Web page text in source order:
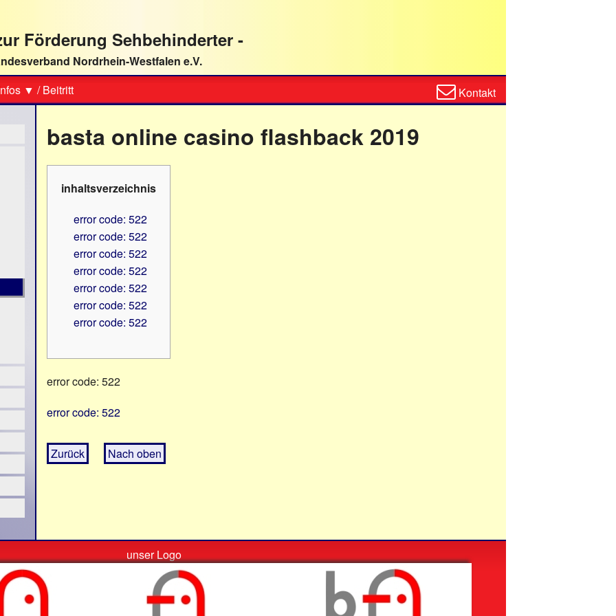
Förderung Sehbehinderter -
Nordrhein-Westfalen e.V.
▼ /Beitritt
Kontaktformular
Kontakt
basta online casino flashback 2019
inhaltsverzeichnis
error code: 522
error code: 522
error code: 522
error code: 522
error code: 522
error code: 522
error code: 522
error code: 522
error code: 522
Zurück Nach oben
unser Logo